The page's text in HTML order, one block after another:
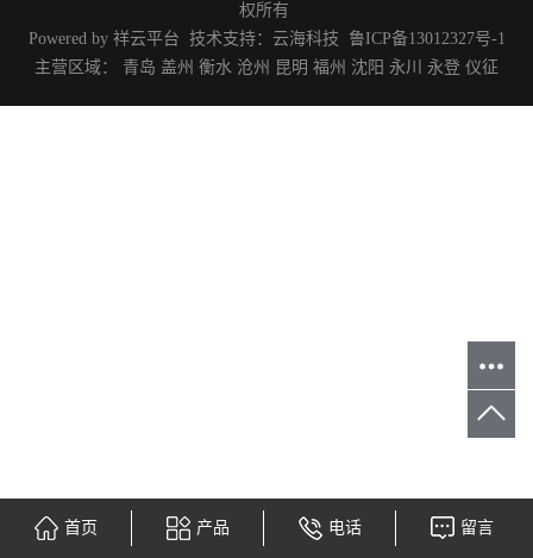
权所有
Powered by 祥云平台 技术支持： 云海科技
鲁ICP备13012327号-1
主营区域： 青岛 盖州 衡水 沧州 昆明 福州 沈阳 永川 永登 仪征
首页 产品 电话 留言